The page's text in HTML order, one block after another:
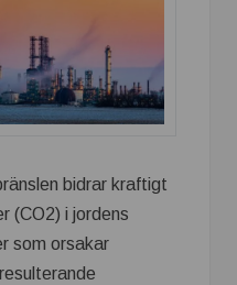
bidrar kraftigt
(CO2) i jordens
som orsakar